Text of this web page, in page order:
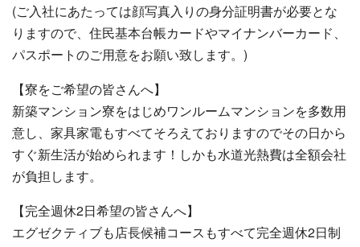
(ご入社にあたっては顔写真入りの身分証明書が必要とな
りますので、住民基本台帳カードやマイナンバーカード、
パスポートのご用意をお願い致します。)
【寮をご希望の皆さんへ】
新築マンション寮をはじめワンルームマンションを多数用
意し、家具家電もすべてそろえておりますのでその日から
すぐ新生活が始められます！しかも水道光熱費は全額会社
が負担します。
【完全週休2日希望の皆さんへ】
エグゼクティブも店長候補コースもすべて完全週休2日制